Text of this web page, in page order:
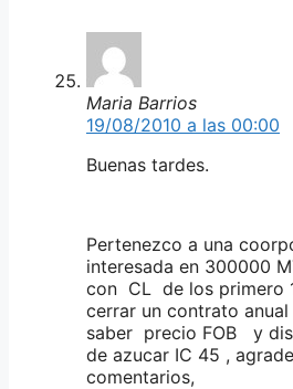
Maria Barrios
19/08/2010 a las 00:00
Buenas tardes.
Pertenezco a una
interesada en 300000
con CL de los primero
cerrar un contrato
saber precio FOB y
de azucar IC 45 ,
comentarios,